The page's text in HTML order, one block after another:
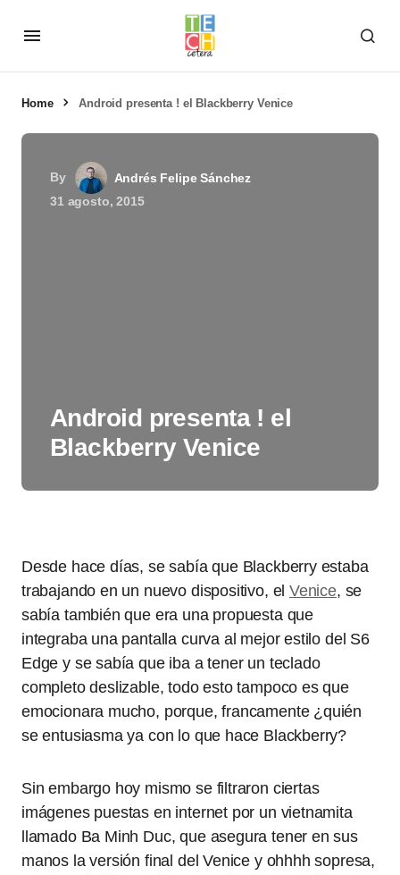
Home Android presenta ! el Blackberry Venice
By
Andrés Felipe Sánchez
31 agosto, 2015
Android presenta ! el
Blackberry Venice
Desde hace días, se sabía que Blackberry estaba
trabajando en un nuevo dispositivo, el Venice, se
sabía también que era una propuesta que
integraba una pantalla curva al mejor estilo del S6
Edge y se sabía que iba a tener un teclado
completo deslizable, todo esto tampoco es que
emocionara mucho, porque, francamente ¿quién
se entusiasma ya con lo que hace Blackberry?
Sin embargo hoy mismo se filtraron ciertas
imágenes puestas en internet por un vietnamita
llamado Ba Minh Duc, que asegura tener en sus
manos la versión final del Venice y ohhhh sopresa,